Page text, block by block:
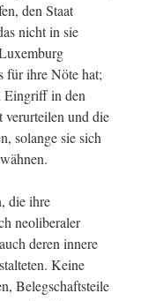
den Staat
nicht in sie
für ihre Nöte hat;
Eingriff in den
und die
solange sie sich
die ihre
neoliberaler
deren innere
Keine
Belegschaftsteile